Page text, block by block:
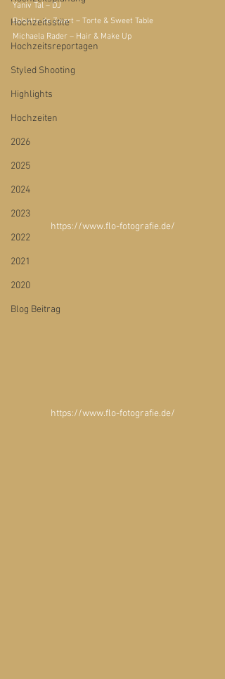
Hochzeitsstile
Hochzeitsreportagen
Styled Shooting
Highlights
Hochzeiten
2026
2025
2024
2023
2022
2021
2020
Blog Beitrag
Yaniv Tal – DJ
Babette de Zwart – Torte & Sweet Table
Michaela Rader – Hair & Make Up
https://www.flo-fotografie.de/
https://www.flo-fotografie.de/